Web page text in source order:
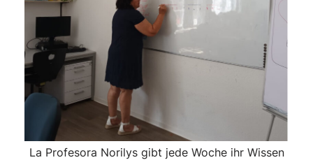
La Profesora Norilys gibt jede Woche ihr Wissen